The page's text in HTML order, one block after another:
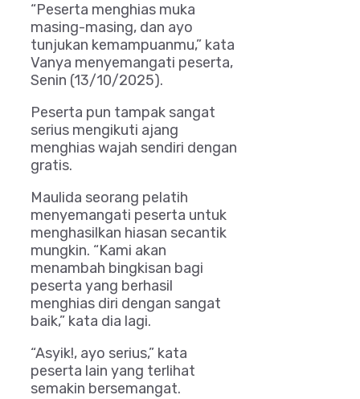
“Peserta menghias muka
masing-masing, dan ayo
tunjukan kemampuanmu,” kata
Vanya menyemangati peserta,
Senin (13/10/2025).
Peserta pun tampak sangat
serius mengikuti ajang
menghias wajah sendiri dengan
gratis.
Maulida seorang pelatih
menyemangati peserta untuk
menghasilkan hiasan secantik
mungkin. “Kami akan
menambah bingkisan bagi
peserta yang berhasil
menghias diri dengan sangat
baik,” kata dia lagi.
“Asyik!, ayo serius,” kata
peserta lain yang terlihat
semakin bersemangat.